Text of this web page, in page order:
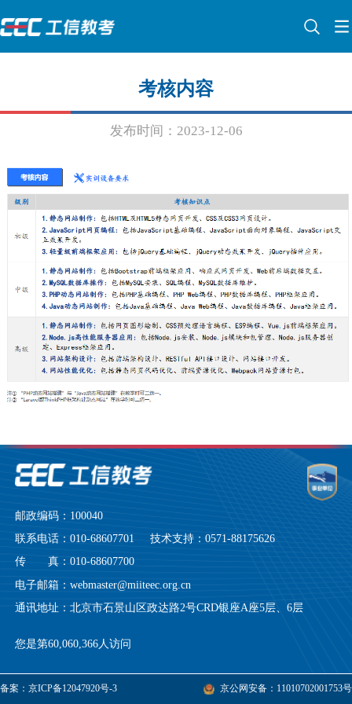
考核内容
发布时间：2023-12-06
邮政编码：100040
联系电话：010-68607701 技术支持：0571-88175626
传 真：010-68607700
电子邮箱：webmaster@miiteec.org.cn
通讯地址：北京市石景山区政达路2号CRD银座A座5层、6层
您是第60,060,366人访问
备案：京ICP备12047920号-3 京公网安备：11010702001753号